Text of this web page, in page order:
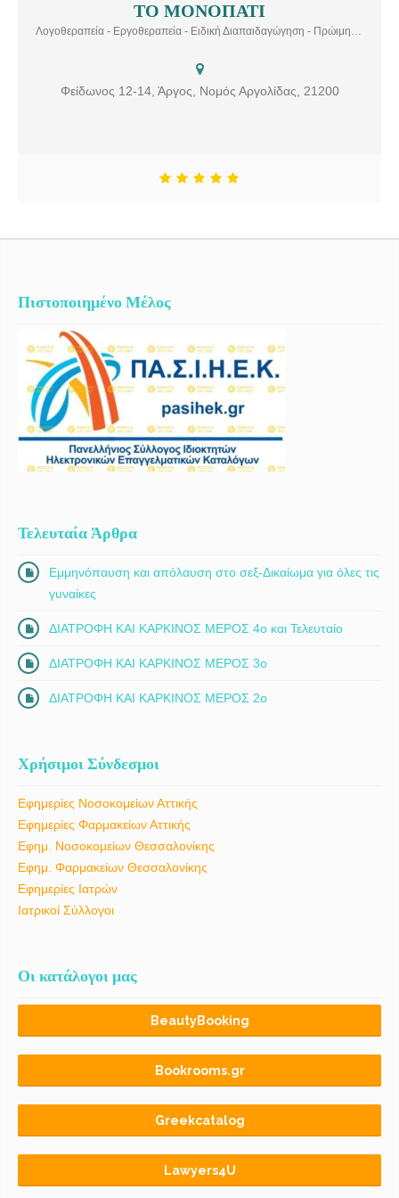
είναι το μεγαλύτερο Διεπιστημονικό Κέντρο Θεραπειών στην
Αργολίδα με παραρτήματα στο Άργος και στο Ναύπλιο. Είναι
άρτια εκπαίδευση και με πολυετή εμπειρία στο χώρο της
Ψυχολογίας – Παιδοψυχολογίας οι οποίοι δραστηριοποιούνται σε
στη μεγιστοποίηση των δυνατοτήτων του παιδιού, του εφήβου και
ατόμου, σχεδιάζεται και οργανώνεται στη συνέχεια ένα
επιστημονική ομάδα στο Μονοπάτι, απαρτίζεται από όλες τις
απαραίτητες ειδικότητες θεραπευτών, με σπουδές σε ελληνικά
ανώτατα και ανώτερα ιδρύματα, και εμπειρία στην αποκατάσταση.
Κάθε περίπτωση εξετάζεται ξεχωριστά και αντιμετωπίζεται με
σεβασμό στις ιδιαιτερότητες κάθε προσωπικότητας που απευθύνεται
σε εμάς, είτε είναι γονιός είτε παιδί. Μετά από μια πρώτη αξιολόγηση,
σε συνεργασία μαζί σας, καταρτίζουμε ένα πρόγραμμα θεραπευτικών
παρεμβάσεων ανάλογα με τις ανάγκες, με […]
ΤΟ ΜΟΝΟΠΑΤΙ
Φείδωνος 12-14, Άργος, Νομός Αργολίδας, 21200
Πιστοποιημένο Μέλος
Τελευταία Άρθρα
Εμμηνόπαυση και απόλαυση στο σεξ-Δικαίωμα για όλες τις
γυναίκες
ΔΙΑΤΡΟΦΗ ΚΑΙ ΚΑΡΚΙΝΟΣ ΜΕΡΟΣ 4ο και Τελευταίο
ΔΙΑΤΡΟΦΗ ΚΑΙ ΚΑΡΚΙΝΟΣ ΜΕΡΟΣ 3ο
ΔΙΑΤΡΟΦΗ ΚΑΙ ΚΑΡΚΙΝΟΣ ΜΕΡΟΣ 2ο
Χρήσιμοι Σύνδεσμοι
Εφημερίες Νοσοκομείων Αττικής
Εφημερίες Φαρμακείων Αττικής
Εφημ. Νοσοκομείων Θεσσαλονίκης
Εφημ. Φαρμακείων Θεσσαλονίκης
Εφημερίες Ιατρών
Ιατρικοί Σύλλογοι
Οι κατάλογοι μας
BeautyBooking
Bookrooms.gr
Greekcatalog
Lawyers4U